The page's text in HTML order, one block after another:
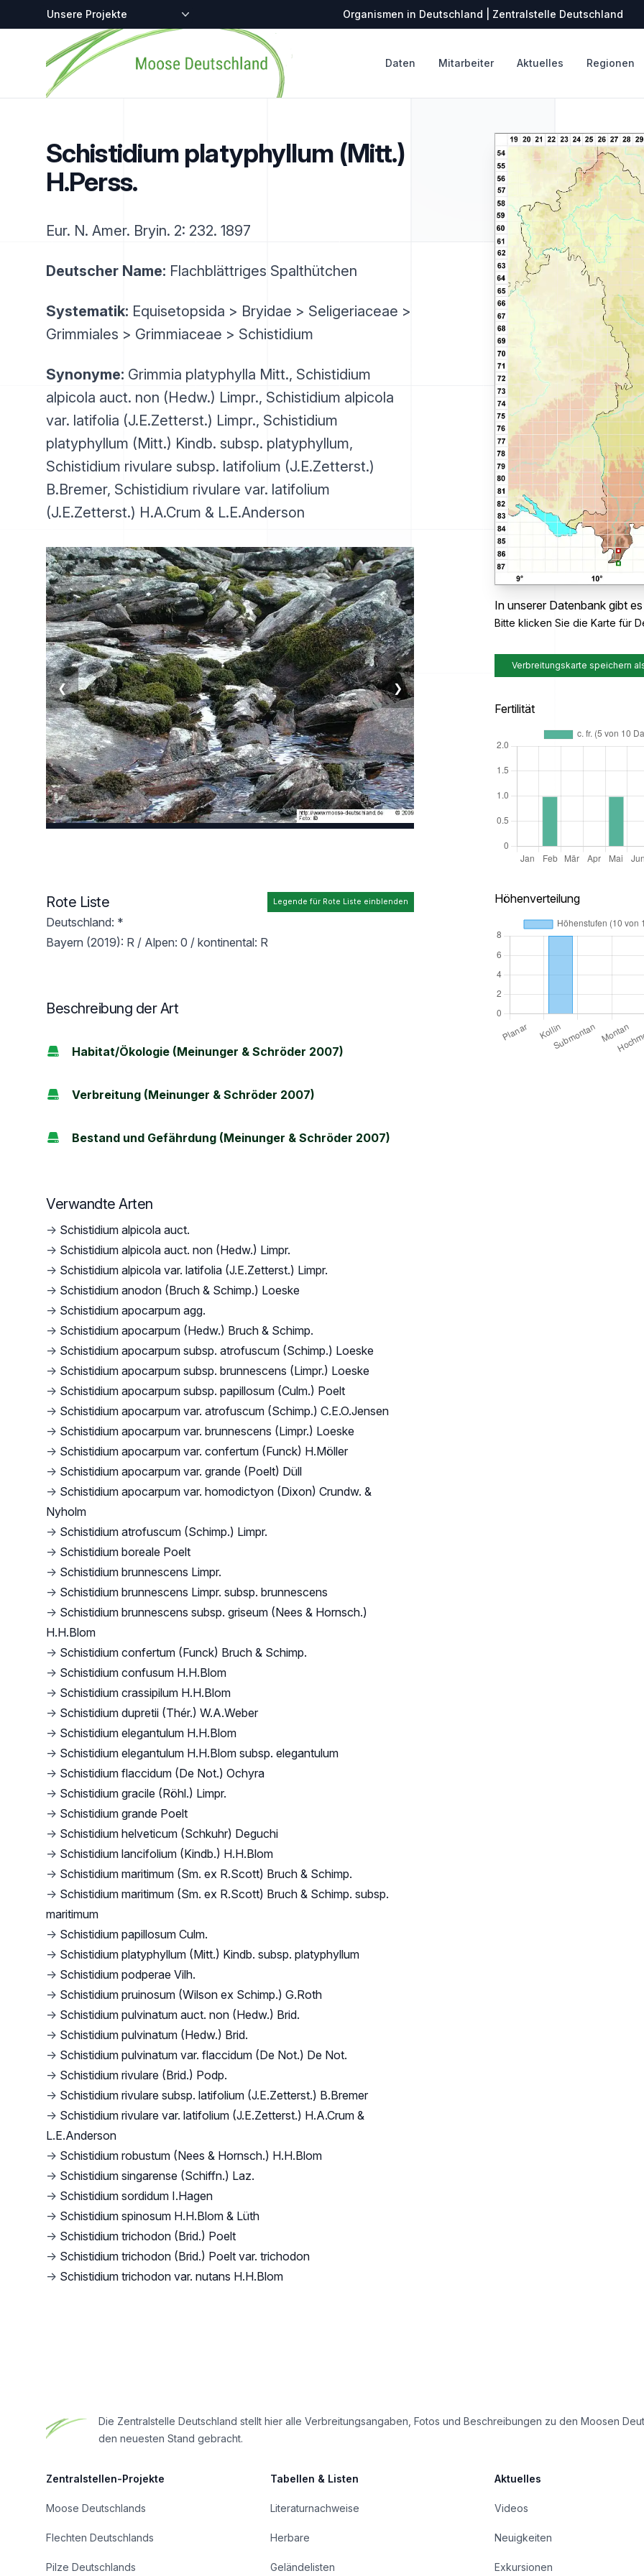
Zentralstellen-Projekte Organismen in Deutschland | Zentralstelle Deutschland
Startseite
Daten Mitarbeiter Aktuelles Regionen
Schistidium platyphyllum (Mitt.)
H.Perss.
Eur. N. Amer. Bryin. 2: 232. 1897
Deutscher Name: Flachblättriges Spalthütchen
Systematik: Equisetopsida > Bryidae > Seligeriaceae >
Grimmiales > Grimmiaceae > Schistidium
Synonyme: Grimmia platyphylla Mitt., Schistidium
alpicola auct. non (Hedw.) Limpr., Schistidium alpicola
var. latifolia (J.E.Zetterst.) Limpr., Schistidium
platyphyllum (Mitt.) Kindb. subsp. platyphyllum,
Schistidium rivulare subsp. latifolium (J.E.Zetterst.)
B.Bremer, Schistidium rivulare var. latifolium
(J.E.Zetterst.) H.A.Crum & L.E.Anderson
❮ ❯
In unserer Datenbank gibt
Bitte klicken Sie die Karte für
Verbreitungskarte speichern
Fertilität
Höhenverteilung
Legende für Rote Liste einblenden
Rote Liste
Deutschland: *
Bayern (2019): R / Alpen: 0 / kontinental: R
Beschreibung der Art
Habitat/Ökologie (Meinunger & Schröder 2007)
Verbreitung (Meinunger & Schröder 2007)
Bestand und Gefährdung (Meinunger & Schröder 2007)
Verwandte Arten
→ Schistidium alpicola auct.
→ Schistidium alpicola auct. non (Hedw.) Limpr.
→ Schistidium alpicola var. latifolia (J.E.Zetterst.) Limpr.
→ Schistidium anodon (Bruch & Schimp.) Loeske
→ Schistidium apocarpum agg.
→ Schistidium apocarpum (Hedw.) Bruch & Schimp.
→ Schistidium apocarpum subsp. atrofuscum (Schimp.) Loeske
→ Schistidium apocarpum subsp. brunnescens (Limpr.) Loeske
→ Schistidium apocarpum subsp. papillosum (Culm.) Poelt
→ Schistidium apocarpum var. atrofuscum (Schimp.) C.E.O.Jensen
→ Schistidium apocarpum var. brunnescens (Limpr.) Loeske
→ Schistidium apocarpum var. confertum (Funck) H.Möller
→ Schistidium apocarpum var. grande (Poelt) Düll
→ Schistidium apocarpum var. homodictyon (Dixon) Crundw. &
Nyholm
→ Schistidium atrofuscum (Schimp.) Limpr.
→ Schistidium boreale Poelt
→ Schistidium brunnescens Limpr.
→ Schistidium brunnescens Limpr. subsp. brunnescens
→ Schistidium brunnescens subsp. griseum (Nees & Hornsch.)
H.H.Blom
→ Schistidium confertum (Funck) Bruch & Schimp.
→ Schistidium confusum H.H.Blom
→ Schistidium crassipilum H.H.Blom
→ Schistidium dupretii (Thér.) W.A.Weber
→ Schistidium elegantulum H.H.Blom
→ Schistidium elegantulum H.H.Blom subsp. elegantulum
→ Schistidium flaccidum (De Not.) Ochyra
→ Schistidium gracile (Röhl.) Limpr.
→ Schistidium grande Poelt
→ Schistidium helveticum (Schkuhr) Deguchi
→ Schistidium lancifolium (Kindb.) H.H.Blom
→ Schistidium maritimum (Sm. ex R.Scott) Bruch & Schimp.
→ Schistidium maritimum (Sm. ex R.Scott) Bruch & Schimp. subsp.
maritimum
→ Schistidium papillosum Culm.
→ Schistidium platyphyllum (Mitt.) Kindb. subsp. platyphyllum
→ Schistidium podperae Vilh.
→ Schistidium pruinosum (Wilson ex Schimp.) G.Roth
→ Schistidium pulvinatum auct. non (Hedw.) Brid.
→ Schistidium pulvinatum (Hedw.) Brid.
→ Schistidium pulvinatum var. flaccidum (De Not.) De Not.
→ Schistidium rivulare (Brid.) Podp.
→ Schistidium rivulare subsp. latifolium (J.E.Zetterst.) B.Bremer
→ Schistidium rivulare var. latifolium (J.E.Zetterst.) H.A.Crum &
L.E.Anderson
→ Schistidium robustum (Nees & Hornsch.) H.H.Blom
→ Schistidium singarense (Schiffn.) Laz.
→ Schistidium sordidum I.Hagen
→ Schistidium spinosum H.H.Blom & Lüth
→ Schistidium trichodon (Brid.) Poelt
→ Schistidium trichodon (Brid.) Poelt var. trichodon
→ Schistidium trichodon var. nutans H.H.Blom
Die Zentralstelle Deutschland stellt hier alle Verbreitungsangaben, Fotos und Beschreibungen zu den Moosen
den neuesten Stand gebracht.
Zentralstellen-Projekte
Moose Deutschlands
Flechten Deutschlands
Pilze Deutschlands
Tabellen & Listen
Literaturnachweise
Herbare
Geländelisten
Aktuelles
Videos
Neuigkeiten
Exkursionen